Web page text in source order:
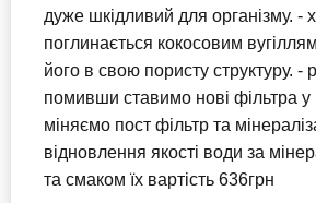
дуже шкідливий для організму. -
поглинається кокосовим
його в свою пористу структуру. -
помивши ставимо нові фільтра у
міняємо пост фільтр та
відновлення якості води за
та смаком їх вартість 636грн